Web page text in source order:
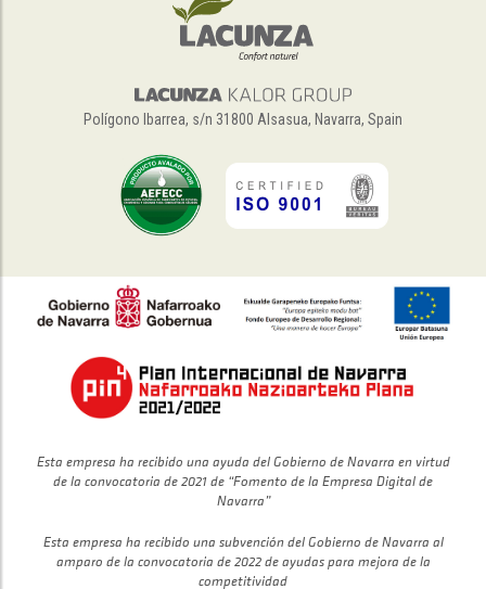
Polígono Ibarrea, s/n 31800 Alsasua, Navarra, Spain
Esta empresa ha recibido una ayuda del Gobierno de Navarra en virtud
de la convocatoria de 2021 de “Fomento de la Empresa Digital de
Navarra”
Esta empresa ha recibido una subvención del Gobierno de Navarra al
amparo de la convocatoria de 2022 de ayudas para mejora de la
competitividad